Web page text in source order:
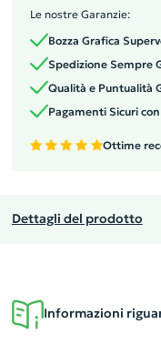
Le nostre Garanzie:
Bozza Grafica
Spedizione Sempre
Qualità e Puntualità
Pagamenti Sicuri
Ottime
Dettagli del prodotto
Informazioni